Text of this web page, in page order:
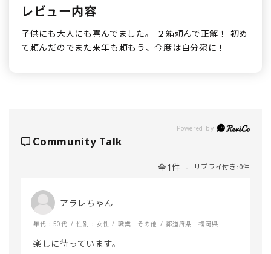
レビュー内容
子供にも大人にも喜んでました。 ２箱頼んで正解！ 初め
て頼んだのでまた来年も頼もう、今度は自分宛に！
Powered by
Community Talk
全1件 リプライ付き:0件
アラレちゃん
年代 : 50代 性別 : 女性 職業 : その他 都道府県 : 福岡県
楽しに待っています。